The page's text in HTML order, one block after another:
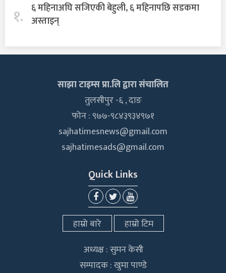
१. ६ महिनाअघि सजिएकी बेहुली, ६ महिनापछि सडकमा
अस्ताइन्
साझा टाइम्स प्रा.लि द्वारा संचालित
तुलसीपुर -६ , दाङ
फोन : ९७७-९८४३९३४९७१
sajhatimesnews@gmail.com
sajhatimesads@gmail.com
Quick Links
हाम्रो बारे
हाम्रो टिम
अध्यक्ष : सुमन केसी
सम्पादक : खुमा पाण्डे